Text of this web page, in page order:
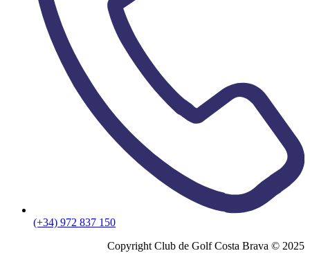
(+34) 972 837 150
Copyright Club de Golf Costa Brava © 2025